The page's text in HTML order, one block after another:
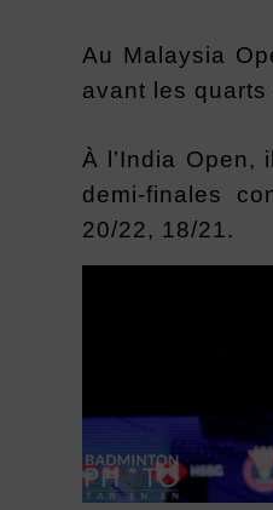
Au Malaysia
avant les
À l’India Open,
demi-finales
20/22, 18/21.